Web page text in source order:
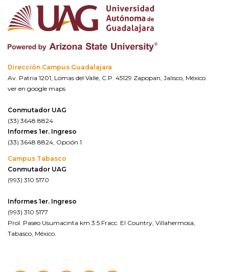
Dirección Campus Guadalajara
Av. Patria 1201, Lomas del Valle, C.P. 45129 Zapopan, Jalisco, México.
ver en google maps
Conmutador UAG
(33) 3648 8824
Informes 1er. Ingreso
(33) 3648 8824, Opción 1
Campus Tabasco
Conmutador UAG
(993) 310 5170
Informes 1er. Ingreso
(993) 310 5177
Prol. Paseo Usumacinta km 3.5 Fracc. El Country, Villahermosa,
Tabasco, México.